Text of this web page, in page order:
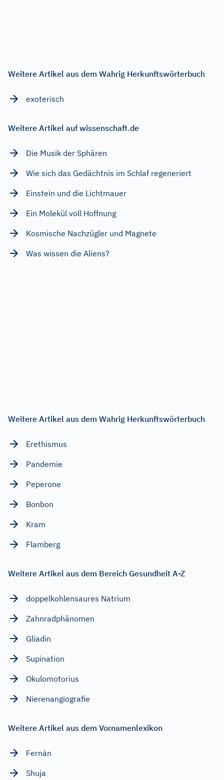
Weitere Artikel aus dem Wahrig Herkunftswörterbuch
exoterisch
Weitere Artikel auf wissenschaft.de
Die Musik der Sphären
Wie sich das Gedächtnis im Schlaf regeneriert
Einstein und die Lichtmauer
Ein Molekül voll Hoffnung
Kosmische Nachzügler und Magnete
Was wissen die Aliens?
Weitere Artikel aus dem Wahrig Herkunftswörterbuch
Erethismus
Pandemie
Peperone
Bonbon
Kram
Flamberg
Weitere Artikel aus dem Bereich Gesundheit A-Z
doppelkohlensaures Natrium
Zahnradphänomen
Gliadin
Supination
Okulomotorius
Nierenangiografie
Weitere Artikel aus dem Vornamenlexikon
Fernán
Shuja